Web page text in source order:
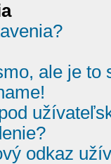
ale je to
odkaz